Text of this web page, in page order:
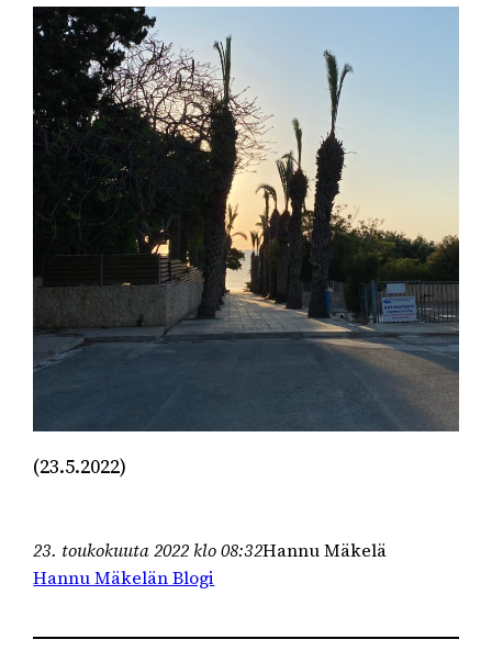
(23.5.2022)
23. toukokuuta 2022 klo 08:32Hannu Mäkelä
Hannu Mäkelän Blogi